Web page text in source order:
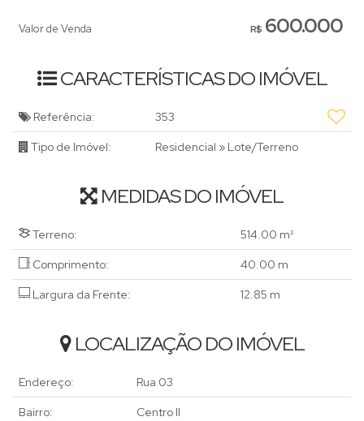
R$ 600.000
Valor de Venda
CARACTERÍSTICAS DO IMÓVEL
Referência: 353
Tipo de Imóvel: Residencial » Lote/Terreno
MEDIDAS DO IMÓVEL
Terreno: 514.00 m²
Comprimento: 40.00 m
Largura da Frente: 12.85 m
LOCALIZAÇÃO DO IMÓVEL
Endereço: Rua 03
Bairro: Centro II